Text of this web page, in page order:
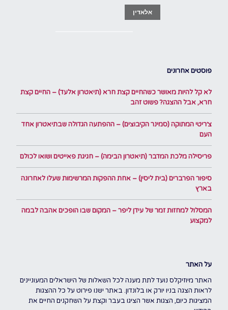
אלאדין
פוסטים אחרונים
לא קל להיות מאושר כשהחיים קצת חרא (תיאטרון אלעד) – החיים קצת
חרא, אבל ההצגה? פשוט זהב
צ׳ריטי המתוקה (סמינר הקיבוצים) – ההפתעה הגדולה שבתיאטרון אחד
העם
פריסילה מלכת המדבר (תיאטרון הבימה) – חגיגת פאייטים ושואו לכולם
סיפור הפרברים (בית ליסין) – אחת ההפקות המרשימות שעלו לאחרונה
בארץ
המסלול למחזות זמר של עידן ליפר – המקום שבו הופכים אהבה לבמה
למקצוע
על האתר
האתר מיוזיקלס נועד לתת מענה לכל השאלות של הישראלים המעוניינים
לראות הצגה בניו יורק או בלונדון. באתר ישנו פירוט על כל ההצגות
המציגות כיום, הצגות אשר הציגו בעבר וקצת על השחקנים החיים את